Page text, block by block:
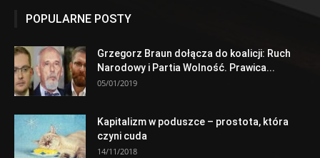
POPULARNE POSTY
Grzegorz Braun dołącza do koalicji: Ruch
Narodowy i Partia Wolność. Prawica...
05/01/2019
Kapitalizm w poduszce – prostota, która
czyni cuda
14/11/2018